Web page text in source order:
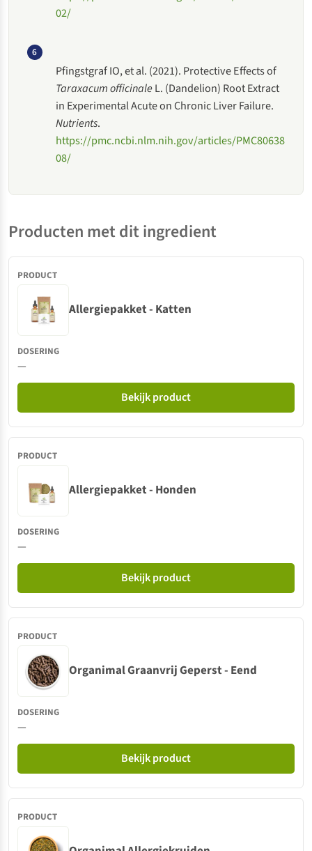
02/
6
Pfingstgraf IO, et al. (2021). Protective Effects of
Taraxacum officinaleL. (Dandelion) Root Extract
in Experimental Acute on Chronic Liver Failure.
Nutrients.
https://pmc.ncbi.nlm.nih.gov/articles/PMC80638
08/
Producten met dit ingredient
Allergiepakket - Katten
—
Bekijk product
Allergiepakket - Honden
—
Bekijk product
Organimal Graanvrij Geperst - Eend
—
Bekijk product